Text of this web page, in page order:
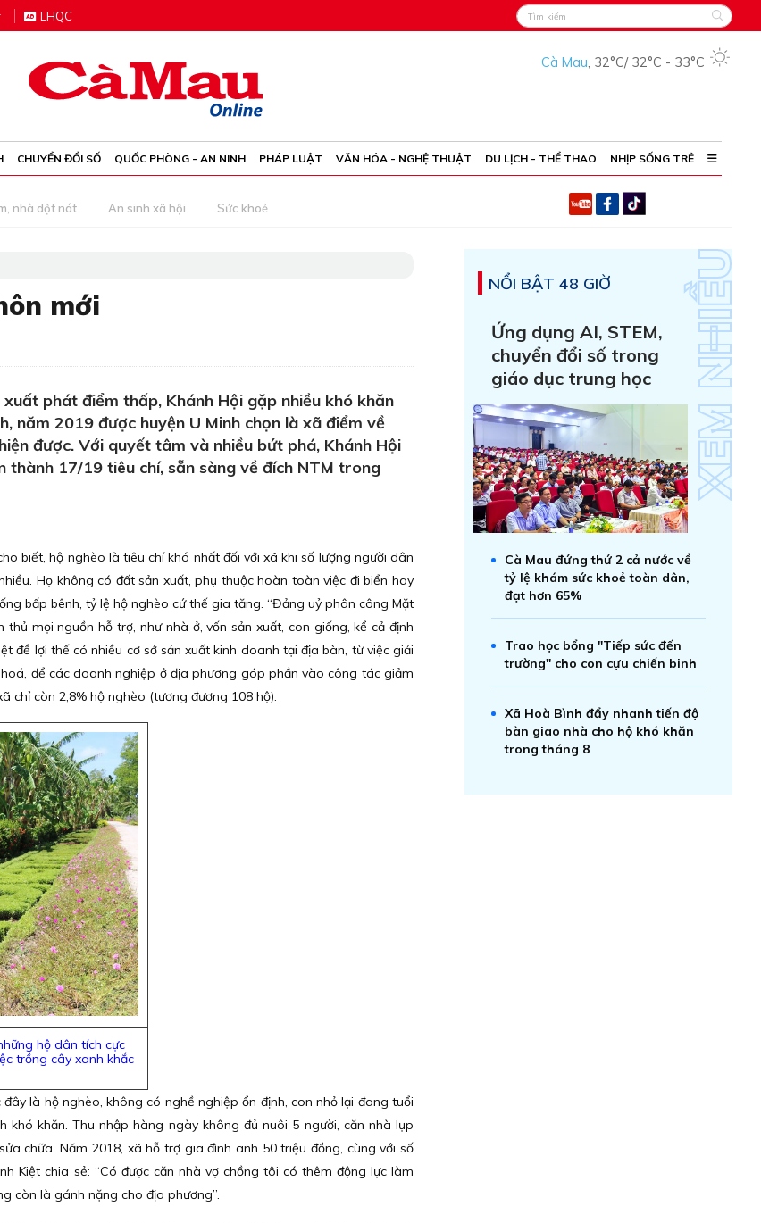
LHQC
Cà Mau, 32°C/ 32°C - 33°C
CHUYỂN ĐỔI SỐ QUỐC PHÒNG - AN NINH PHÁP LUẬT VĂN HÓA - NGHỆ THUẬT DU LỊCH - THỂ THAO NHỊP SỐNG TRẺ
nhà dột nát An sinh xã hội Sức khoẻ
mới
phát điểm thấp, Khánh Hội gặp nhiều khó khăn
năm 2019 được huyện U Minh chọn là xã điểm về
được. Với quyết tâm và nhiều bứt phá, Khánh Hội
thành 17/19 tiêu chí, sẵn sàng về đích NTM trong
biết, hộ nghèo là tiêu chí khó nhất đối với xã khi số lượng người dân
Họ không có đất sản xuất, phụ thuộc hoàn toàn việc đi biển hay
bấp bênh, tỷ lệ hộ nghèo cứ thế gia tăng. “Đảng uỷ phân công Mặt
mọi nguồn hỗ trợ, như nhà ở, vốn sản xuất, con giống, kể cả định
để lợi thế có nhiều cơ sở sản xuất kinh doanh tại địa bàn, từ việc giải
để các doanh nghiệp ở địa phương góp phần vào công tác giảm
chỉ còn 2,8% hộ nghèo (tương đương 108 hộ).
hộ dân tích cực
trồng cây xanh khắc
là hộ nghèo, không có nghề nghiệp ổn định, con nhỏ lại đang tuổi
khó khăn. Thu nhập hàng ngày không đủ nuôi 5 người, căn nhà lụp
chữa. Năm 2018, xã hỗ trợ gia đình anh 50 triệu đồng, cùng với số
Kiệt chia sẻ: “Có được căn nhà vợ chồng tôi có thêm động lực làm
còn là gánh nặng cho địa phương”.
NỔI BẬT 48 GIỜ
Ứng dụng AI, STEM,
chuyển đổi số trong
giáo dục trung học
Cà Mau đứng thứ 2 cả nước về
tỷ lệ khám sức khoẻ toàn dân,
đạt hơn 65%
Trao học bổng "Tiếp sức đến
trường" cho con cựu chiến binh
Xã Hoà Bình đẩy nhanh tiến độ
bàn giao nhà cho hộ khó khăn
trong tháng 8